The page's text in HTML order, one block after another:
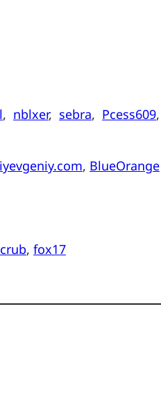
, nblxer, sebra, Pcess609,
, BlueOrange
, fox17